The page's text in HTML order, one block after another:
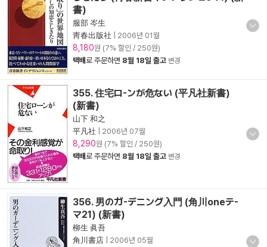
書)
服部 岑生
靑春出版社
2006년 01월
8,180원 (7% 할인 / 250원)
택배로 주문하면 8월 18일 출고 변경
355. 住宅ロ-ンが危ない (平凡社新書)
(新書)
山下 和之
平凡社
2006년 07월
8,290원 (7% 할인 / 250원)
택배로 주문하면 8월 18일 출고 변경
356. 男のガ-デニング入門 (角川oneテ-
マ21) (新書)
柳生 眞吾
角川書店
2006년 05월